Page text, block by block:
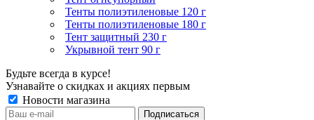
Тенты полиэтиленовые 120 г
Тенты полиэтиленовые 180 г
Тент защитный 230 г
Укрывной тент 90 г
Будьте всегда в курсе!
Узнавайте о скидках и акциях первым
Новости магазина